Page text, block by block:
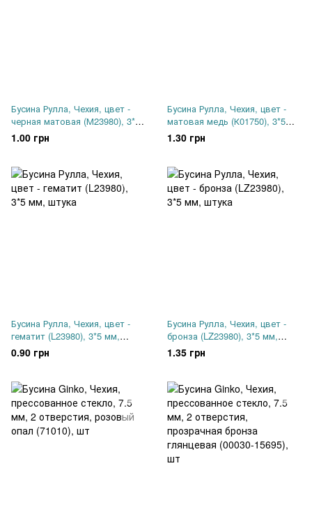
Бусина Рулла, Чехия, цвет -
черная матовая (М23980), 3*5
мм, штука
1.00 грн
Бусина Рулла, Чехия, цвет -
матовая медь (К01750), 3*5
мм, штука
1.30 грн
Бусина Рулла, Чехия, цвет -
гематит (L23980), 3*5 мм,
штука
0.90 грн
Бусина Рулла, Чехия, цвет -
бронза (LZ23980), 3*5 мм,
штука
1.35 грн